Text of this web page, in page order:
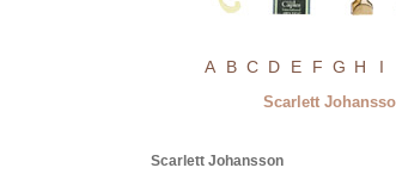
A B C D E F G H I
Scarlett
Scarlett Johansson